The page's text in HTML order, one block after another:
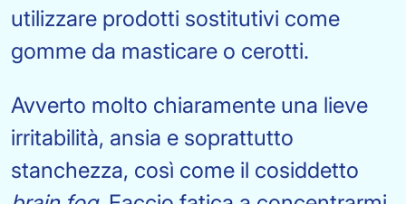
utilizzare prodotti sostitutivi come
gomme da masticare o cerotti.
Avverto molto chiaramente una lieve
irritabilità, ansia e soprattutto
stanchezza, così come il cosiddetto